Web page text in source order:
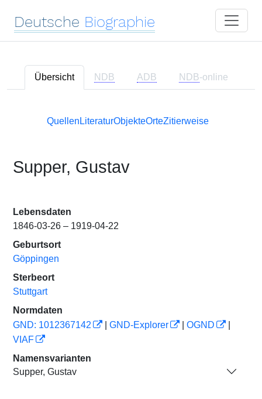
Deutsche Biographie
Übersicht NDB ADB NDB-online
Quellen LiteraturObjekteOrteZitierweise
Supper, Gustav
Lebensdaten
1846-03-26 – 1919-04-22
Geburtsort
Göppingen
Sterbeort
Stuttgart
Normdaten
GND: 1012367142
GND-Explorer OGND
VIAF
Namensvarianten
Supper, Gustav